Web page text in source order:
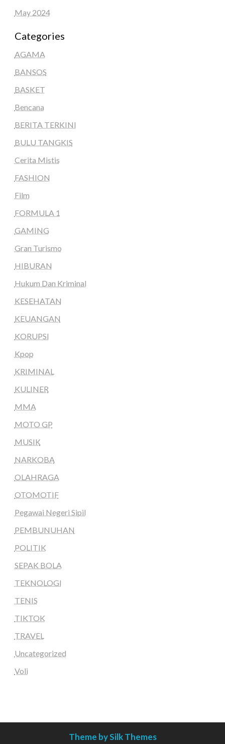
May 2024
Categories
AGAMA
BANSOS
BASKET
Bencana
BERITA TERKINI
BULU TANGKIS
Cerita Mistis
FASHION
Film
FORMULA 1
GAMING
Gran Turismo
HIBURAN
Hukum Dan Kriminal
KESEHATAN
KEUANGAN
KORUPSI
Kpop
KRIMINAL
KULINER
MMA
MOTO GP
MUSIK
NARKOBA
OLAHRAGA
OTOMOTIF
Pegawai Negeri Sipil
PEMBUNUHAN
POLITIK
SEPAK BOLA
TEKNOLOGI
TENIS
TIKTOK
TRAVEL
Uncategorized
Voli
Theme by Silk Themes